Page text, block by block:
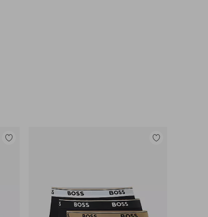
Tilføj
Tilføj